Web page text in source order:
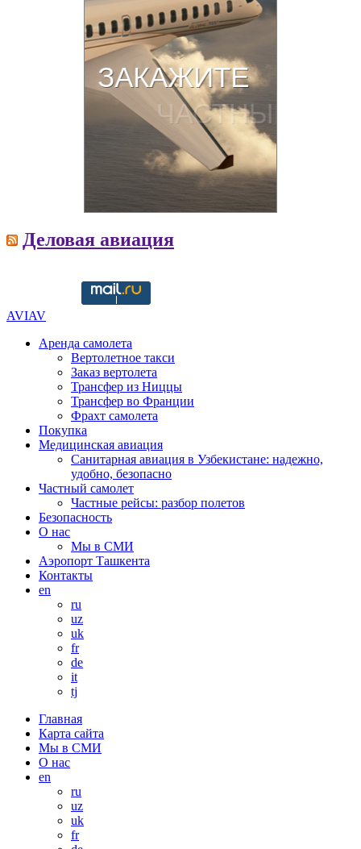
Деловая авиация
AVIAV
Аренда самолета
Вертолетное такси
Заказ вертолета
Трансфер из Ниццы
Трансфер во Франции
Фрахт самолета
Покупка
Медицинская авиация
Санитарная авиация в Узбекистане: надежно,
удобно, безопасно
Частный самолет
Частные рейсы: разбор полетов
Безопасность
О нас
Мы в СМИ
Аэропорт Ташкента
Контакты
en
ru
uz
uk
fr
de
it
tj
Главная
Карта сайта
Мы в СМИ
О нас
en
ru
uz
uk
fr